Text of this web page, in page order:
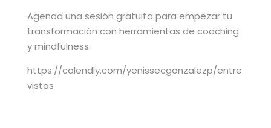
Agenda una sesión gratuita para empezar tu
transformación con herramientas de coaching
y mindfulness.
https://calendly.com/yenissecgonzalezp/entre
vistas